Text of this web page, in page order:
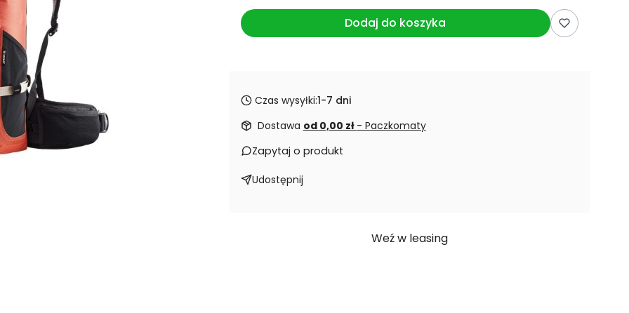
Dodaj do koszyka
Czas wysyłki:1-7 dni
Dostawa od 0,00 zł - Paczkomaty
Zapytaj o produkt
Udostępnij
Weź w leasing